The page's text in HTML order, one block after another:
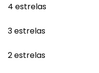
4 estrelas
3 estrelas
2 estrelas